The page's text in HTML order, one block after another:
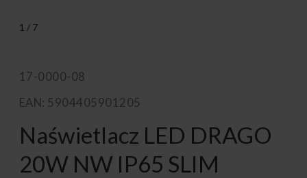
1 / 7
17-0000-08
EAN: 5904405901205
Naświetlacz LED DRAGO
20W NW IP65 SLIM